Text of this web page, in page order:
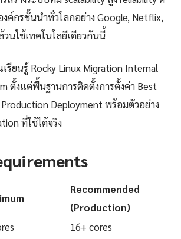
งค์กรชั้นนำทั่วโลกอย่าง Google, Netflix,
นใช้เทคโนโลยีเดียวกันนี้
ยนรู้ Rocky Linux Migration Internal
ตั้งแต่พื้นฐานการติดตั้งการตั้งค่า Best
Deployment พร้อมตัวอย่าง
ที่ใช้ได้จริง
Recommended
(Production)
16+ cores